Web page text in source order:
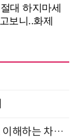
“큐비트·양자 알고리즘·Qiskit 실습으로 이해하는 차세대 컴퓨팅” (8/28)